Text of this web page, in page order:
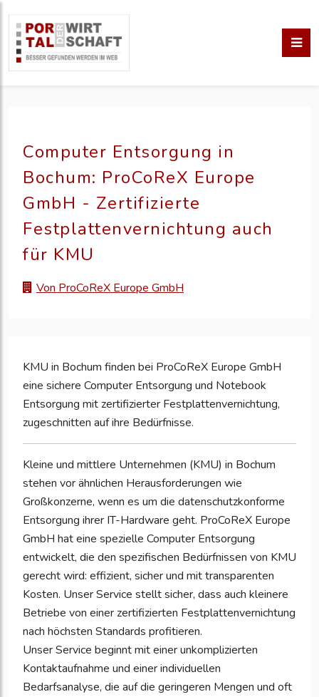
Computer Entsorgung in
Bochum: ProCoReX Europe
GmbH - Zertifizierte
Festplattenvernichtung auch
für KMU
Von ProCoReX Europe GmbH
KMU in Bochum finden bei ProCoReX Europe GmbH
eine sichere Computer Entsorgung und Notebook
Entsorgung mit zertifizierter Festplattenvernichtung,
zugeschnitten auf ihre Bedürfnisse.
Kleine und mittlere Unternehmen (KMU) in Bochum
stehen vor ähnlichen Herausforderungen wie
Großkonzerne, wenn es um die datenschutzkonforme
Entsorgung ihrer IT-Hardware geht. ProCoReX Europe
GmbH hat eine spezielle Computer Entsorgung
entwickelt, die den spezifischen Bedürfnissen von KMU
gerecht wird: effizient, sicher und mit transparenten
Kosten. Unser Service stellt sicher, dass auch kleinere
Betriebe von einer zertifizierten Festplattenvernichtung
nach höchsten Standards profitieren.
Unser Service beginnt mit einer unkomplizierten
Kontaktaufnahme und einer individuellen
Bedarfsanalyse, die auf die geringeren Mengen und oft